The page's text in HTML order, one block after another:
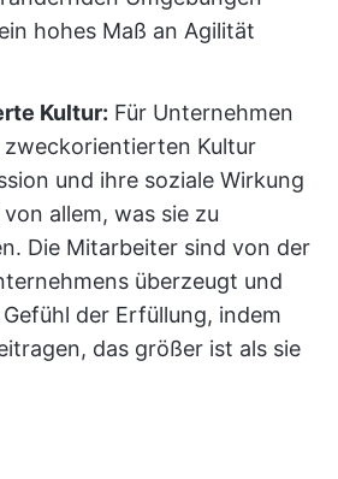
hohes Maß an Agilität
Kultur: Für Unternehmen
Kultur
und ihre soziale Wirkung
allem, was sie zu
Die Mitarbeiter sind von der
überzeugt und
der Erfüllung, indem
das größer ist als sie